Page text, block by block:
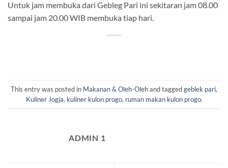
Untuk jam membuka dari Gebleg Pari ini sekitaran jam 08.00
sampai jam 20.00 WIB membuka tiap hari.
This entry was posted in Makanan & Oleh-Olehand taggedgeblek pari,
Kuliner Jogja, kuliner kulon progo, ruman makan kulon progo.
ADMIN 1